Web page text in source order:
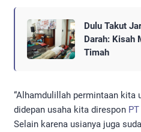
Dulu Takut
Darah: Kisah
Timah
“Alhamdulillah permintaan kita
didepan usaha kita direspon
Selain karena usianya juga